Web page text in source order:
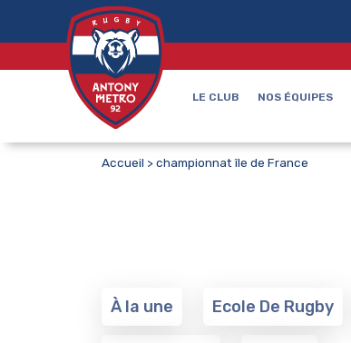
LE CLUB NOS ÉQUIPES
Accueil >championnat île de France
À la une Ecole De Rugby